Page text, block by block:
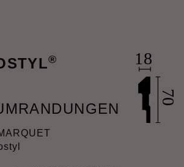
®